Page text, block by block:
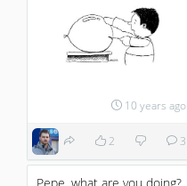
10 years ago
2 3